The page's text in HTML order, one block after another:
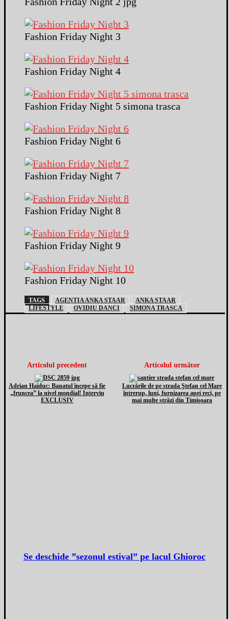
Fashion Friday Night 3
Fashion Friday Night 4
Fashion Friday Night 5 simona trasca
Fashion Friday Night 6
Fashion Friday Night 7
Fashion Friday Night 8
Fashion Friday Night 9
Fashion Friday Night 10
TAGS AGENTIA ANKA STAAR
ANKA STAAR
LIFESTYLE
OVIDIU DANCI SIMONA TRASCA
Articolul precedent
Adrian Haiduc: Banatul începe să fie
„fruncea” la nivel mondial! Interviu
EXCLUSIV
Articolul următor
Lucrările de pe strada Ştefan cel Mare
întrerup, luni, furnizarea apei reci, pe
mai multe străzi din Timişoara
Se deschide ”sezonul estival” pe lacul Ghioroc